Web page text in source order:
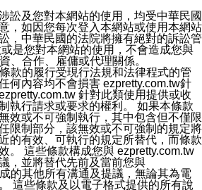
訟及您對本網站的使用，均受中華民國
，如因您每次登入本網站或使用本網站
，中華民國的法院將擁有絕對的訴訟管
是您對本網站的使用，不會造成您與
、合作、雇傭或代理關係。
款的履行受現行法規和法律程式的管
何內容均不會損害 ezpretty.com.tw針
針對此類使用提供或收
執行請求或要求的權利。 如果本條款
效或不可強制執行，其中包含但不僅限
限制部分，該無效或不可強制的規定將
的有效、可執行的規定所替代，而條款
。 這些條款構成您與 ezpretty.com.tw
，並將替代先前及當前您與
的其他所有溝通及提議，無論其為電
這些條款及以電子格式提供的所有說